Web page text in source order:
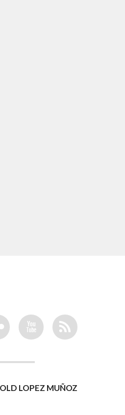
X R
LOPEZ MUÑOZ